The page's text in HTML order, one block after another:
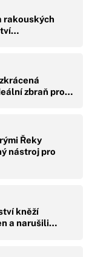
rakouských
zbraň pro…
Řeky
nástroj pro
kněží
a narušili…